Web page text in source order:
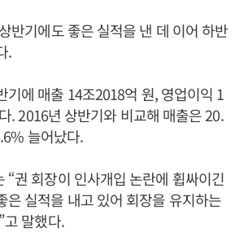
반기에도 좋은 실적을 낸 데 이어 하반
.
기에 매출 14조2018억 원, 영업이익 1
. 2016년 상반기와 비교해 매출은 20.
늘어났다.
“권 회장이 인사개입 논란에 휩싸이긴
은 실적을 내고 있어 회장을 유지하는
고 말했다.